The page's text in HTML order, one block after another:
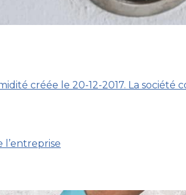
créée le 20-12-2017. La société
l’entreprise